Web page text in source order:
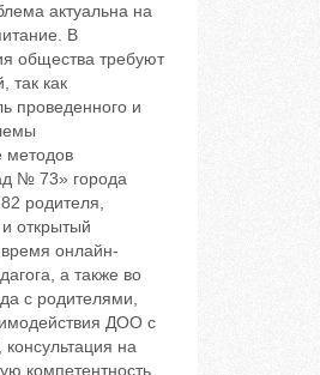
актуальна на
В
общества требуют
так как
проведенного и
методов
№ 73» города
родителя,
открытый
онлайн-
а также во
с родителями,
ДОО с
на
компетентность